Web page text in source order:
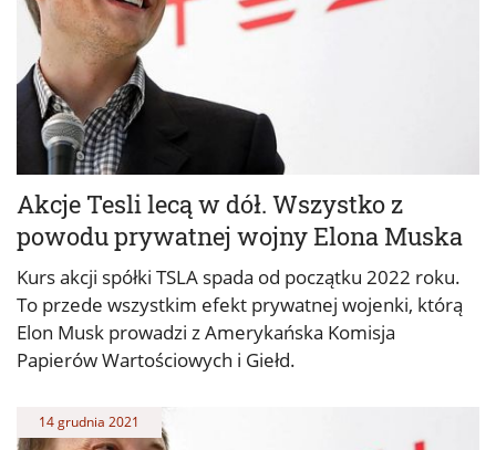
Akcje Tesli lecą w dół. Wszystko z
powodu prywatnej wojny Elona Muska
Kurs akcji spółki TSLA spada od początku 2022 roku.
To przede wszystkim efekt prywatnej wojenki, którą
Elon Musk prowadzi z Amerykańska Komisja
Papierów Wartościowych i Giełd.
14 grudnia 2021